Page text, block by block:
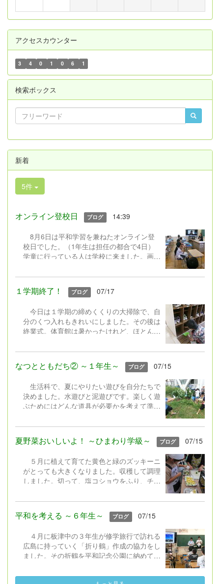
アクセスカウンター
3 4 0 1 0 6 1
検索ボックス
新着
5件
オンライン登校日 ブログ 14:39
8月6日は平和学習を兼ねたオンライン登
校日でした。（1年生は担任の都合で4日）
学童に行っている人は学校に来ました。画面
た。元気に手を振ってくれる人、笑顔を見せ
てくれる人、恥ずかしくてカメラをオフにす
る人などさまざまでしたが、どの学年もみん
は、６年生が総合で作成した平和についての
動画を見たり、低学年は絵本を読んだりし
て、過去や現在の戦争のこと、未来に向けて
えていました。 あと約20日間の夏休み。
引き続き安全にそして有意義に過ごしてくだ
さい。次、また元気な犬丸っ子たちに会える
ことを楽しみにしています。
１学期終了！ ブログ 07/17
今日は１学期の締めくくりの大掃除で、自
分のくつ入れもきれいにしました。その後は
終業式。体育館は暑かったけれど、ほとんど
感じました。式では、通知表を見て自分をさ
らに成長させてほしいこと、考えて行動する
夏休みにしてほしいことなどを話しました。
どの学年も担任から一人一人に通知表が渡さ
れました。さあ、明日からいよいよ夏休みで
す。安全にそして有意義に過ごしてくださ
なつとともだち② ～１年生～ ブログ 07/15
生活科で、夏にやりたい遊びを自分たちで
決めました。水遊びと泥遊びです。楽しく遊
ぶためにはどんな道具が必要かを考えて準備
ペットボトル、スコップ、じょうろ、バケ
ツ、たらい等を持ち寄りました。遊びを通し
て、水の気持ちよさや泥の感触を感じたり、
たりして工夫して夢中になって遊びました。
びしょ濡れ、泥だらけになって最後はプール
のシャワーできれいになりました。楽しかっ
夏野菜おいしいよ！ ～ひまわり学級～ ブログ 07/15
５月に植えて育てた黄色と緑のズッキーニ
がとっても大きくなりました。収穫して調理
しました。切って、塩コショウをふり、チー
だかなぁ」とのぞき込んでいました。チン！
できあがり。みんなで育てた＆採れたてのズ
ッキーニの味は格別においしいね。後片付け
平和を考える ～６年生～ ブログ 07/15
４月に板津中の３年生が修学旅行で訪れる
広島に持っていく「折り鶴」作成の協力をし
ました。その折鶴を平和記念公園に納めてき
現地で学んできたことの報告を聴きました。